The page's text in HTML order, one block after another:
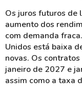
Os juros futuros de
aumento dos
com demanda
Unidos está baixa
novas. Os
janeiro de 2027 e
assim como a taxa